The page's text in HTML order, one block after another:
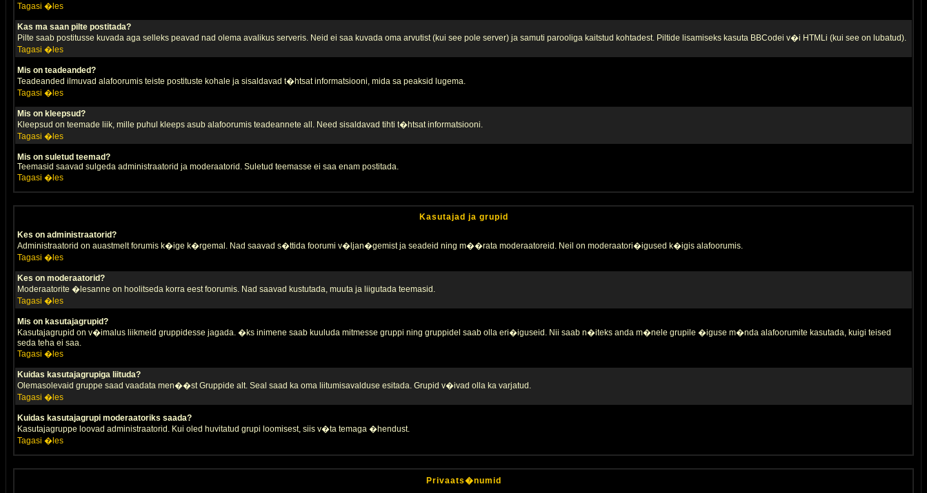
Tagasi �les
Kas ma saan pilte postitada?
Pilte saab postitusse kuvada aga selleks peavad nad olema avalikus serveris. Neid ei saa kuvada oma arvutist (kui see pole server) ja samuti parooliga kaitstud kohtadest. Piltide lisamiseks kasuta BBCodei v�i HTMLi (kui see on lubatud).
Tagasi �les
Mis on teadeanded?
Teadeanded ilmuvad alafoorumis teiste postituste kohale ja sisaldavad t�htsat informatsiooni, mida sa peaksid lugema.
Tagasi �les
Mis on kleepsud?
Kleepsud on teemade liik, mille puhul kleeps asub alafoorumis teadeannete all. Need sisaldavad tihti t�htsat informatsiooni.
Tagasi �les
Mis on suletud teemad?
Teemasid saavad sulgeda administraatorid ja moderaatorid. Suletud teemasse ei saa enam postitada.
Tagasi �les
Kasutajad ja grupid
Kes on administraatorid?
Administraatorid on auastmelt forumis k�ige k�rgemal. Nad saavad s�ttida foorumi v�ljan�gemist ja seadeid ning m��rata moderaatoreid. Neil on moderaatori�igused k�igis alafoorumis.
Tagasi �les
Kes on moderaatorid?
Moderaatorite �lesanne on hoolitseda korra eest foorumis. Nad saavad kustutada, muuta ja liigutada teemasid.
Tagasi �les
Mis on kasutajagrupid?
Kasutajagrupid on v�imalus liikmeid gruppidesse jagada. �ks inimene saab kuuluda mitmesse gruppi ning gruppidel saab olla eri�iguseid. Nii saab n�iteks anda m�nele grupile �iguse m�nda alafoorumite kasutada, kuigi teised
seda teha ei saa.
Tagasi �les
Kuidas kasutajagrupiga liituda?
Olemasolevaid gruppe saad vaadata men��st Gruppide alt. Seal saad ka oma liitumisavalduse esitada. Grupid v�ivad olla ka varjatud.
Tagasi �les
Kuidas kasutajagrupi moderaatoriks saada?
Kasutajagruppe loovad administraatorid. Kui oled huvitatud grupi loomisest, siis v�ta temaga �hendust.
Tagasi �les
Privaats�numid